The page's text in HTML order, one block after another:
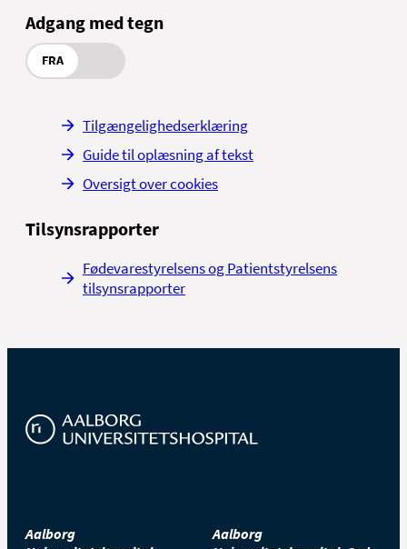
Adgang med tegn
FRA
Tilgængelighedserklæring
Guide til oplæsning af tekst
Oversigt over cookies
Tilsynsrapporter
Fødevarestyrelsens og Patientstyrelsens
tilsynsrapporter
Aalborg
Aalborg